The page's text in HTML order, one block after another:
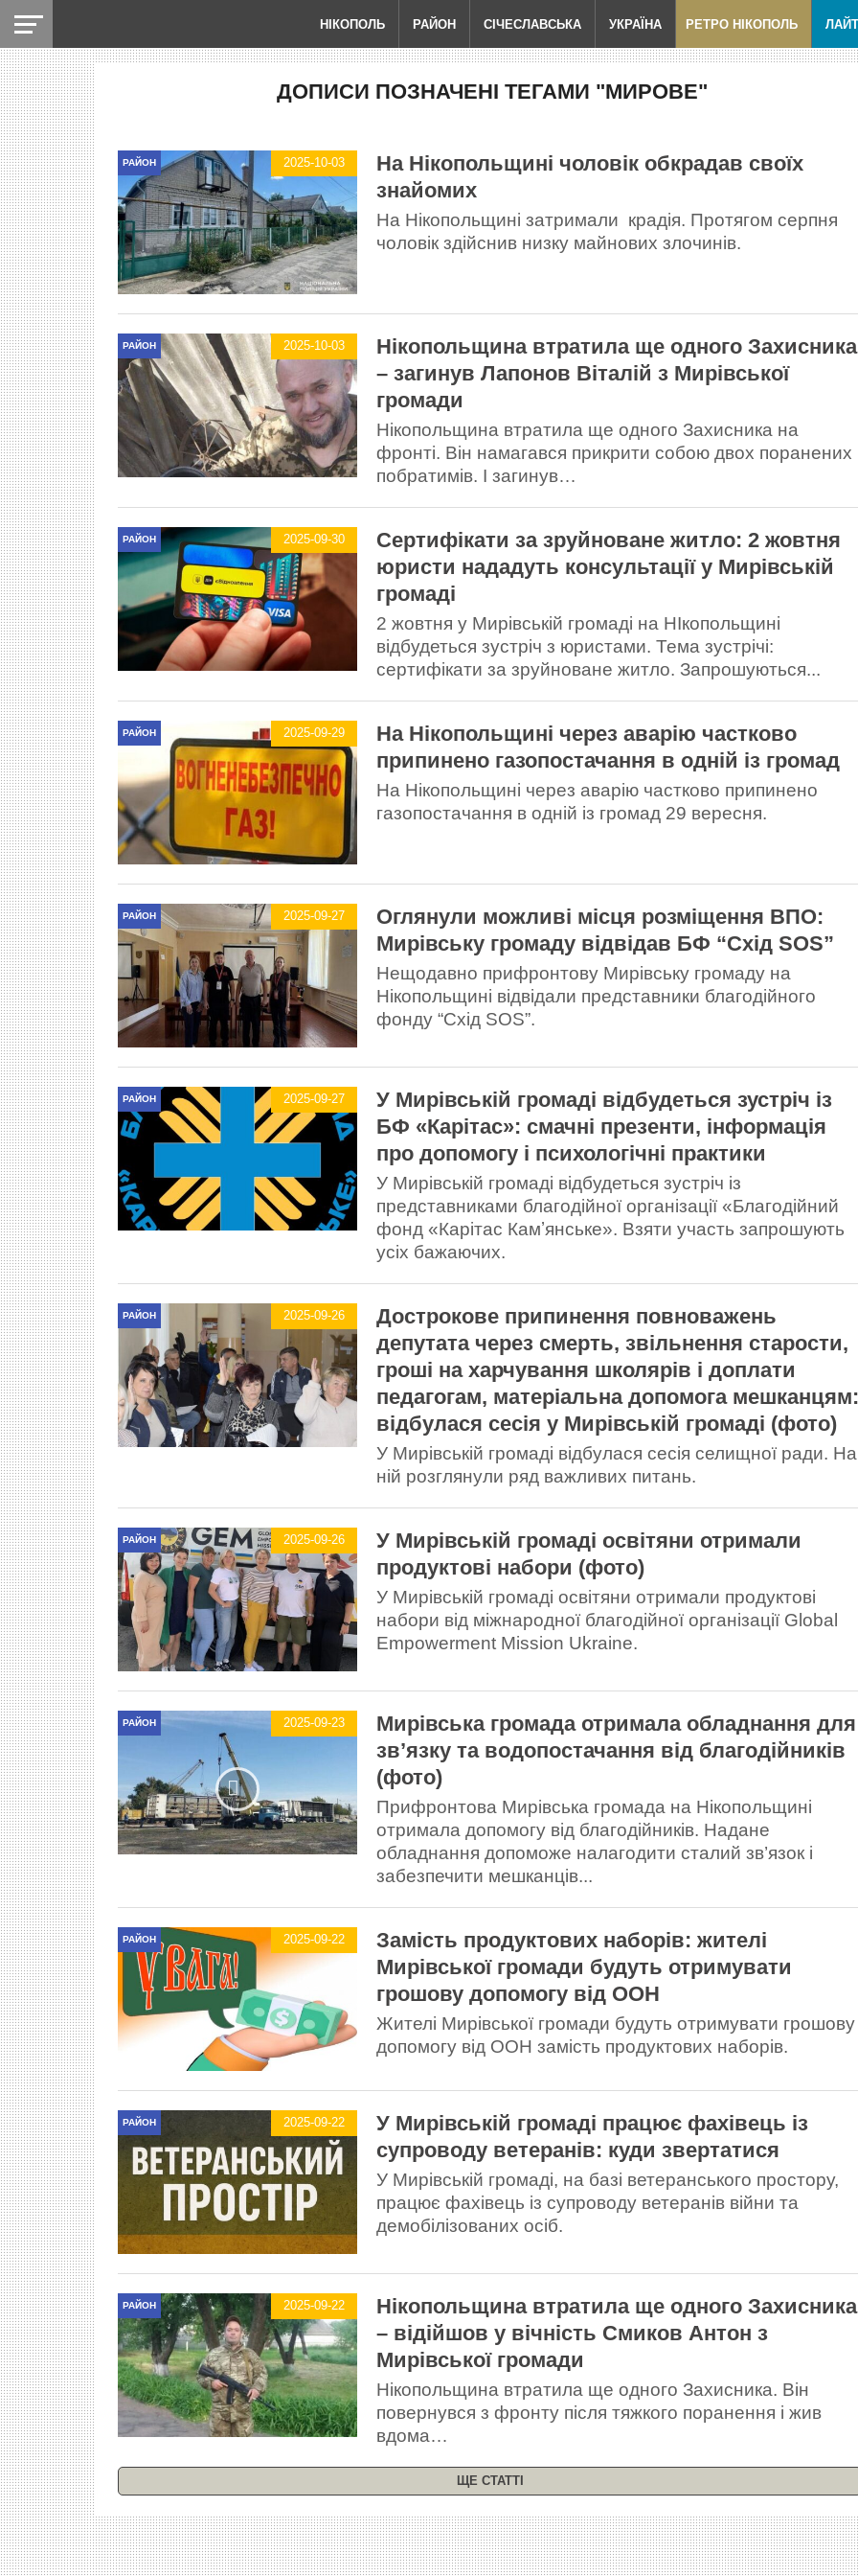
НІКОПОЛЬ РАЙОН СІЧЕСЛАВСЬКА УКРАЇНА РЕТРО НІКОПОЛЬ ЛАЙТ
ДОПИСИ ПОЗНАЧЕНІ ТЕГАМИ "МИРОВЕ"
РАЙОН 2025-10-03
На Нікопольщині чоловік обкрадав своїх
знайомих
На Нікопольщині затримали крадія. Протягом серпня
чоловік здійснив низку майнових злочинів.
РАЙОН 2025-10-03
Нікопольщина втратила ще одного Захисника
– загинув Лапонов Віталій з Мирівської
громади
Нікопольщина втратила ще одного Захисника на
фронті. Він намагався прикрити собою двох поранених
побратимів. І загинув…
РАЙОН 2025-09-30
Сертифікати за зруйноване житло: 2 жовтня
юристи нададуть консультації у Мирівській
громаді
2 жовтня у Мирівській громаді на НІкопольщині
відбудеться зустріч з юристами. Тема зустрічі:
сертифікати за зруйноване житло. Запрошуються...
РАЙОН 2025-09-29
На Нікопольщині через аварію частково
припинено газопостачання в одній із громад
На Нікопольщині через аварію частково припинено
газопостачання в одній із громад 29 вересня.
РАЙОН 2025-09-27
Оглянули можливі місця розміщення ВПО:
Мирівську громаду відвідав БФ “Схід SOS”
Нещодавно прифронтову Мирівську громаду на
Нікопольщині відвідали представники благодійного
фонду “Схід SOS”.
РАЙОН 2025-09-27
У Мирівській громаді відбудеться зустріч із
БФ «Карітас»: смачні презенти, інформація
про допомогу і психологічні практики
У Мирівській громаді відбудеться зустріч із
представниками благодійної організації «Благодійний
фонд «Карітас Камʼянське». Взяти участь запрошують
усіх бажаючих.
РАЙОН 2025-09-26
Дострокове припинення повноважень
депутата через смерть, звільнення старости,
гроші на харчування школярів і доплати
педагогам, матеріальна допомога
відбулася сесія у Мирівській громаді (фото)
У Мирівській громаді відбулася сесія селищної ради. На
ній розглянули ряд важливих питань.
РАЙОН 2025-09-26
У Мирівській громаді освітяни отримали
продуктові набори (фото)
У Мирівській громаді освітяни отримали продуктові
набори від міжнародної благодійної організації Global
Empowerment Mission Ukraine.
РАЙОН 2025-09-23
Мирівська громада отримала обладнання для
зв’язку та водопостачання від благодійників
(фото)
Прифронтова Мирівська громада на Нікопольщині
отримала допомогу від благодійників. Надане
обладнання допоможе налагодити сталий зв’язок і
забезпечити мешканців...
РАЙОН 2025-09-22
Замість продуктових наборів: жителі
Мирівської громади будуть отримувати
грошову допомогу від ООН
Жителі Мирівської громади будуть отримувати грошову
допомогу від ООН замість продуктових наборів.
РАЙОН 2025-09-22
У Мирівській громаді працює фахівець із
супроводу ветеранів: куди звертатися
У Мирівській громаді, на базі ветеранського простору,
працює фахівець із супроводу ветеранів війни та
демобілізованих осіб.
РАЙОН 2025-09-22
Нікопольщина втратила ще одного Захисника
– відійшов у вічність Смиков Антон з
Мирівської громади
Нікопольщина втратила ще одного Захисника. Він
повернувся з фронту після тяжкого поранення і жив
вдома…
ЩЕ СТАТТІ